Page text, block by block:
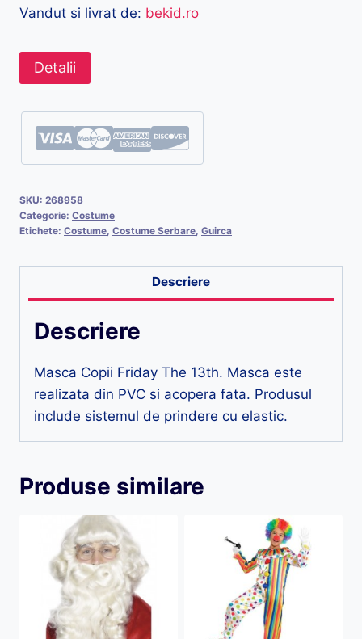
Vandut si livrat de: bekid.ro
Detalii
SKU: 268958
Categorie: Costume
Etichete: Costume, Costume Serbare, Guirca
Descriere
Descriere
Masca Copii Friday The 13th. Masca este
realizata din PVC si acopera fata. Produsul
include sistemul de prindere cu elastic.
Produse similare